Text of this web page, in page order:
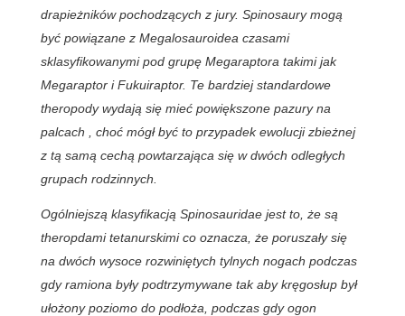
drapieżników pochodzących z jury. Spinosaury mogą
być powiązane z Megalosauroidea czasami
sklasyfikowanymi pod grupę Megaraptora takimi jak
Megaraptor i Fukuiraptor. Te bardziej standardowe
theropody wydają się mieć powiększone pazury na
palcach , choć mógł być to przypadek ewolucji zbieżnej
z tą samą cechą powtarzająca się w dwóch odległych
grupach rodzinnych.
Ogólniejszą klasyfikacją Spinosauridae jest to, że są
theropdami tetanurskimi co oznacza, że poruszały się
na dwóch wysoce rozwiniętych tylnych nogach podczas
gdy ramiona były podtrzymywane tak aby kręgosłup był
ułożony poziomo do podłoża, podczas gdy ogon